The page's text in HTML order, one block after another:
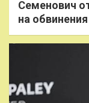
Семенович
на